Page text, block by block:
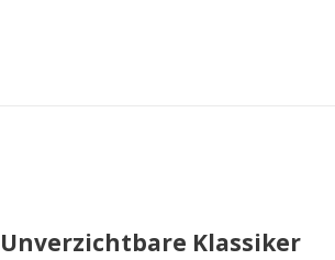
Unverzichtbare Klassiker